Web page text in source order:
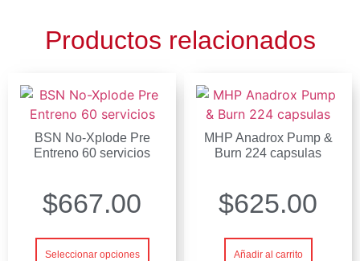
Productos relacionados
BSN No-Xplode Pre
Entreno 60 servicios
$667.00
Seleccionar opciones
MHP Anadrox Pump &
Burn 224 capsulas
$625.00
Añadir al carrito